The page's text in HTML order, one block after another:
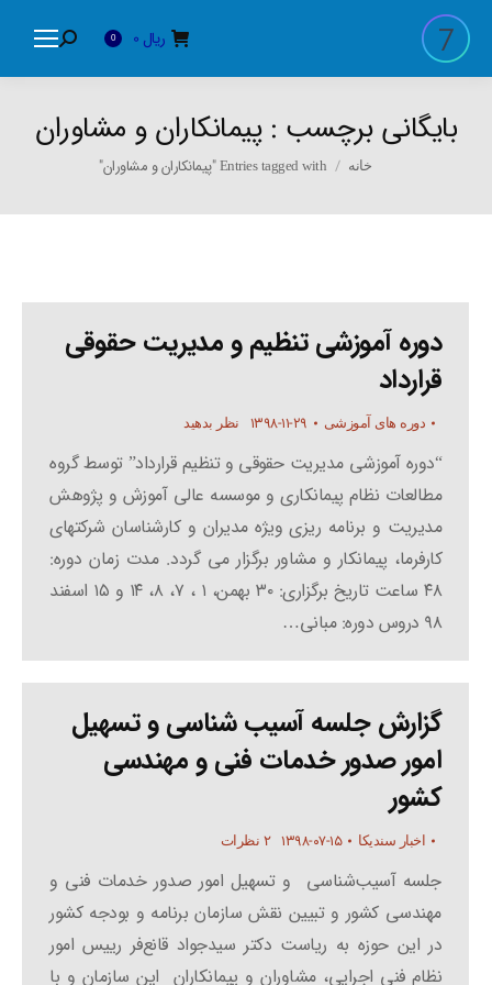
ریال 0
Search:
بایگانی برچسب :پیمانکاران و مشاوران
You are here:
خانه Entries tagged with "پیمانکاران و مشاوران"
دوره آموزشی تنظیم و مدیریت حقوقی
قرارداد
دوره های آموزشی ۱۳۹۸-۱۱-۲۹ نظر بدهید
“دوره آموزشی مدیریت حقوقی و تنظیم قرارداد” توسط گروه
مطالعات نظام پیمانکاری و موسسه عالی آموزش و پژوهش
مدیریت و برنامه ریزی ویژه مدیران و کارشناسان شرکتهای
کارفرما، پیمانکار و مشاور برگزار می گردد. مدت زمان دوره:
۴۸ ساعت تاریخ برگزاری: ۳۰ بهمن، ۱ ، ۷، ۸، ۱۴ و ۱۵ اسفند
۹۸ دروس دوره: مبانی…
گزارش جلسه آسیب شناسی و تسهیل
امور صدور خدمات فنی و مهندسی
کشور
اخبار سندیکا ۱۳۹۸-۰۷-۱۵ ۲ نظرات
جلسه آسیب‌شناسی و تسهیل امور صدور خدمات فنی و
مهندسی کشور و تبیین نقش سازمان برنامه و بودجه کشور
در این حوزه به ریاست دکتر سید‌جواد قانع‌فر رییس امور
نظام فنی اجرایی، مشاوران و پیمانکاران این سازمان و با